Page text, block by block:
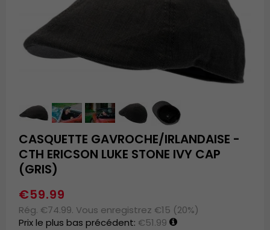
CASQUETTE GAVROCHE/IRLANDAISE -
CTH ERICSON LUKE STONE IVY CAP
(GRIS)
€59.99
Rég. €74.99. Vous enregistrez €15 (20%)
Prix le plus bas précédent: €51.99